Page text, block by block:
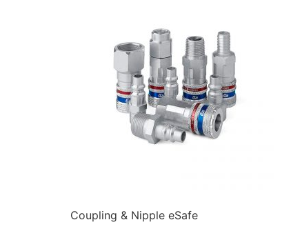
Coupling & Nipple eSafe